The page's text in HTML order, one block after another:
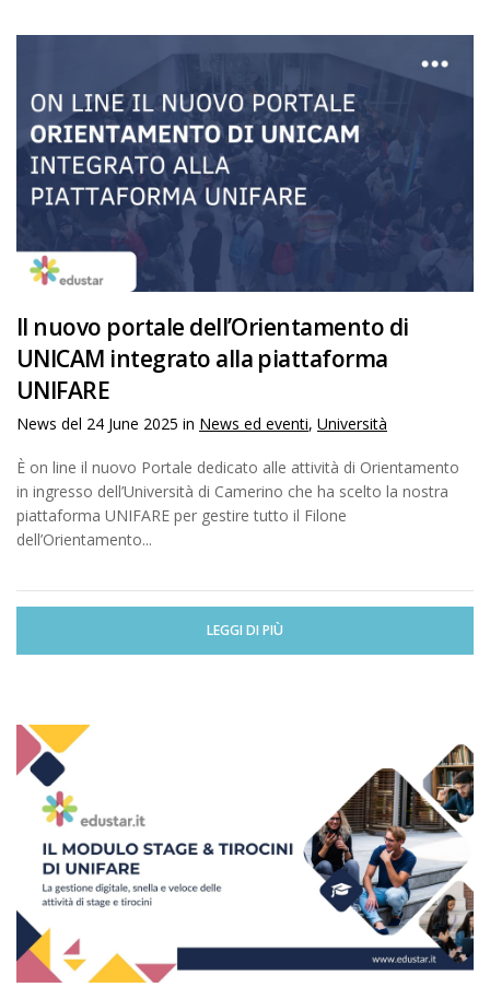
Il nuovo portale dell’Orientamento di
UNICAM integrato alla piattaforma
UNIFARE
News del 24 June 2025 in News ed eventi, Università
È on line il nuovo Portale dedicato alle attività di Orientamento
in ingresso dell’Università di Camerino che ha scelto la nostra
piattaforma UNIFARE per gestire tutto il Filone
dell’Orientamento...
LEGGI DI PIÙ